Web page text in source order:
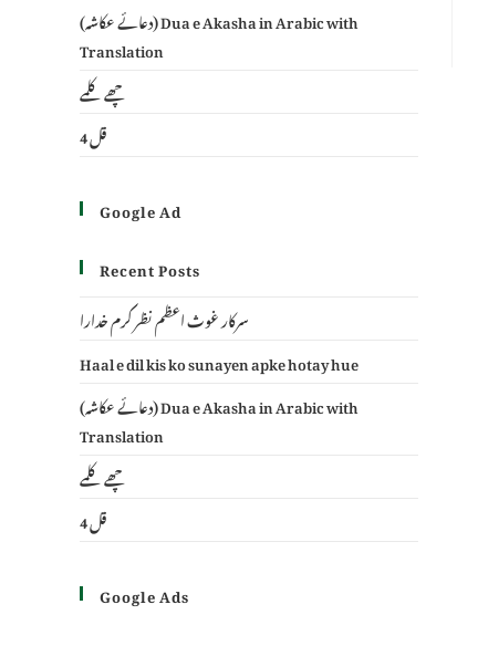
(دعائے عکاشہ) Dua e Akasha in Arabic with
Translation
چھے کلمے
4 قل
Google Ad
Recent Posts
سرکار غوث اعظم نظر کرم خدارا
Haal e dil kis ko sunayen apke hotay hue
(دعائے عکاشہ) Dua e Akasha in Arabic with
Translation
چھے کلمے
4 قل
Google Ads